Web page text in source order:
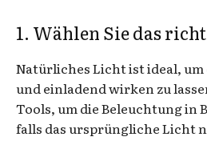
1. Wählen Sie das
Natürliches Licht ist ideal,
und einladend wirken zu
Tools, um die Beleuchtung in
falls das ursprüngliche Licht